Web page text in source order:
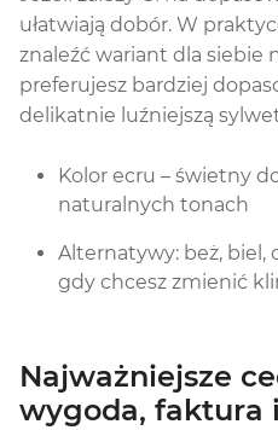
ułatwiają dobór. W
znaleźć wariant dla siebie
preferujesz bardziej
delikatnie luźniejszą
Kolor ecru – świetny
naturalnych tonach
Alternatywy: beż, biel,
gdy chcesz zmienić
Najważniejsze
wygoda, faktura